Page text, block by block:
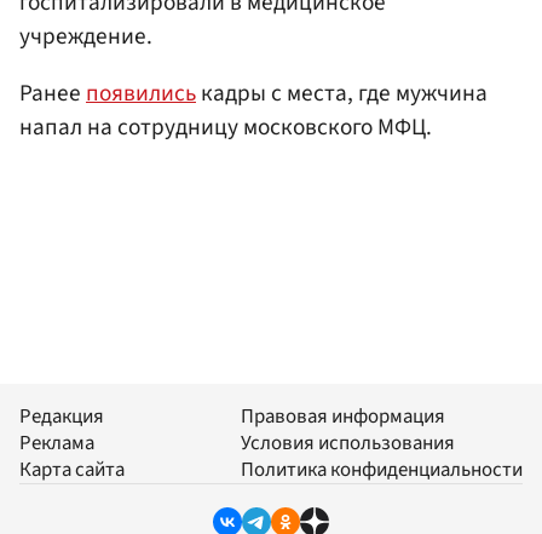
учреждение.
Ранеепоявилиськадры с места, где мужчина
напал на сотрудницу московского МФЦ.
Редакция
Реклама
Карта сайта
Правовая информация
Условия использования
Политика конфиденциальности